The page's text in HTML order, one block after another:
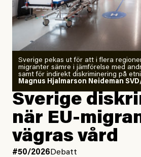
Årets El Niño kan bli
starkaste som
Zeke Hausfather är chockad igen
analyserat hur de olika
läget för hur den begynnande El
utveckla sig. El Niño är ett
väderfenomen som uppstår när
Stilla havet blir ovanligt varmt. Det
över stora delar av världen och
forskare allt oftare varnat för att
Sverige pekas ut för att i flera
migranter sämre i jämförelse med
samt för indirekt diskriminering på
Magnus Hjalmarson Neideman
Sverige
när EU-
vägras vård
#50/2026 Debatt